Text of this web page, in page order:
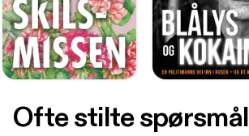
Ofte stilte spørsmål